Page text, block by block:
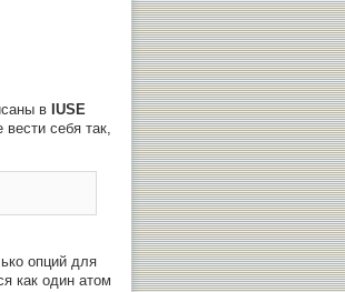
в IUSE
себя так,
опций для
как один атом